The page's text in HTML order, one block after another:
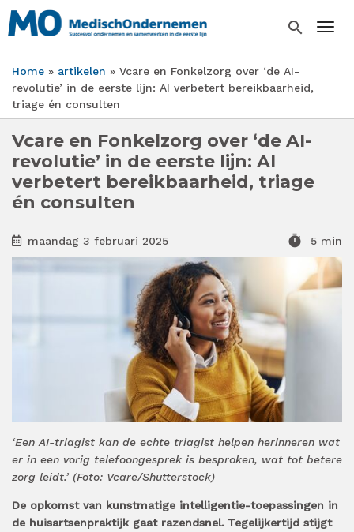
Overslaan
en
inhoud
gaan
search
Kruimelpad
Home artikelen
Vcare en Fonkelzorg over ‘de AI-
revolutie’ in de eerste lijn: AI verbetert bereikbaarheid,
triage én consulten
Vcare en Fonkelzorg over ‘de AI-
revolutie’ in de eerste lijn: AI
verbetert bereikbaarheid, triage
én consulten
maandag 3 februari 2025 timer 5 min
‘Een AI-triagist kan de echte triagist helpen herinneren wat
er in een vorig telefoongesprek is besproken, wat tot betere
zorg leidt.’ (Foto: Vcare/Shutterstock)
De opkomst van kunstmatige intelligentie-toepassingen in
de huisartsenpraktijk gaat razendsnel. Tegelijkertijd stijgt